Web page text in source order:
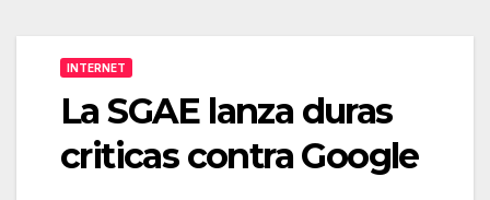
INTERNET
La SGAE lanza duras
criticas contra Google